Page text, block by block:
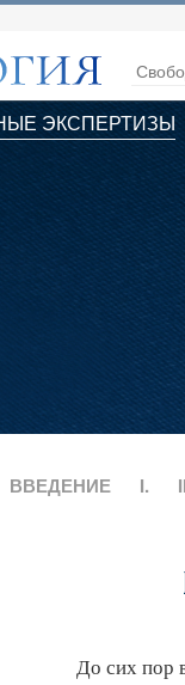
ЭКСПЕРТИЗЫ
ВВЕДЕНИЕ I.
До сих пор